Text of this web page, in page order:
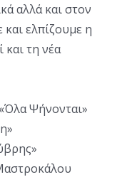
αλλά και στον
ελπίζουμε η
και τη νέα
Ψήνονται»